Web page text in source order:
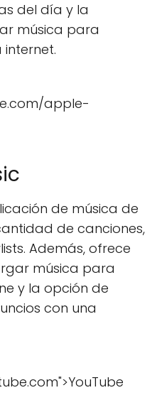
del día y la
música para
internet.
apple-
de música de
de canciones,
Además, ofrece
música para
y la opción de
con una